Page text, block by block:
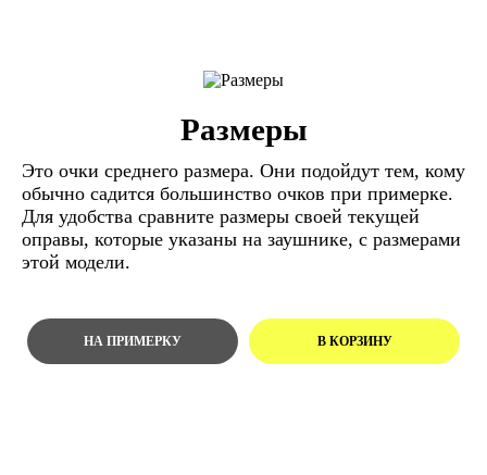
Размеры
Это очки среднего размера. Они подойдут тем, кому
обычно садится большинство очков при примерке.
Для удобства сравните размеры своей текущей
оправы, которые указаны на заушнике, с размерами
этой модели.